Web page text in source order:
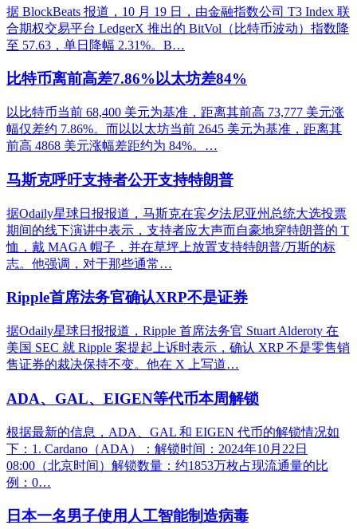
据 BlockBeats 报道，10 月 19 日，由金融指数公司 T3 Index 联
合期权交易平台 LedgerX 推出的 BitVol（比特币波动）指数降
至 57.63，单日降幅 2.31%。B…
比特币离前高差7.86%以太坊差84%
以比特币当前 68,400 美元为基准，距离其前高 73,777 美元涨
幅仅差约 7.86%。而以以太坊当前 2645 美元为基准，距离其
前高 4868 美元涨幅差距约为 84%。…
马斯克呼吁支持者公开支持特朗普
据Odaily星球日报报道，马斯克在宾夕法尼亚州总统大选投票
期间的线下演讲中表示，支持者应大声而自豪地穿特朗普的 T
恤，戴 MAGA 帽子，并在草坪上放置支持特朗普/万斯的标
志。他强调，对于那些通常…
Ripple首席法务官确认XRP不是证券
据Odaily星球日报报道，Ripple 首席法务官 Stuart Alderoty 在
美国 SEC 就 Ripple 案提起上诉时表示，确认 XRP 不是零售销
售证券的裁决保持不变。他在 X 上写道…
ADA、GAL、EIGEN等代币本周解锁
根据最新的信息，ADA、GAL 和 EIGEN 代币的解锁情况如
下：1. Cardano（ADA）：解锁时间：2024年10月22日
08:00（北京时间）解锁数量：约1853万枚占现流通量的比
例：0…
日本一名男子使用人工智能制造病毒